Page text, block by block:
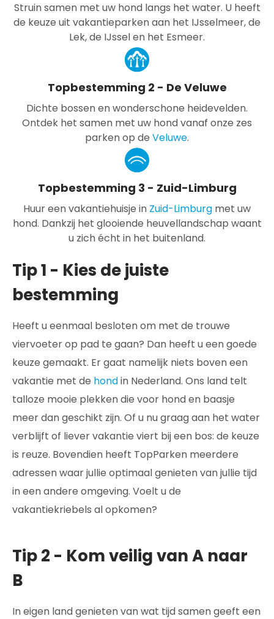
Struin samen met uw hond langs het water. U heeft
de keuze uit vakantieparken aan het IJsselmeer, de
Lek, de IJssel en het Esmeer.
Topbestemming 2 - De Veluwe
Dichte bossen en wonderschone heidevelden.
Ontdek het samen met uw hond vanaf onze zes
parken op de Veluwe.
Topbestemming 3 - Zuid-Limburg
Huur een vakantiehuisje in Zuid-Limburg met uw
hond. Dankzij het glooiende heuvellandschap waant
u zich écht in het buitenland.
Tip 1 - Kies de juiste
bestemming
Heeft u eenmaal besloten om met de trouwe
viervoeter op pad te gaan? Dan heeft u een goede
keuze gemaakt. Er gaat namelijk niets boven een
vakantie met de hondin Nederland. Ons land telt
talloze mooie plekken die voor hond en baasje
meer dan geschikt zijn. Of u nu graag aan het water
verblijft of liever vakantie viert bij een bos: de keuze
is reuze. Bovendien heeft TopParken meerdere
adressen waar jullie optimaal genieten van jullie tijd
in een andere omgeving. Voelt u de
vakantiekriebels al opkomen?
Tip 2 - Kom veilig van A naar
B
In eigen land genieten van wat tijd samen geeft een